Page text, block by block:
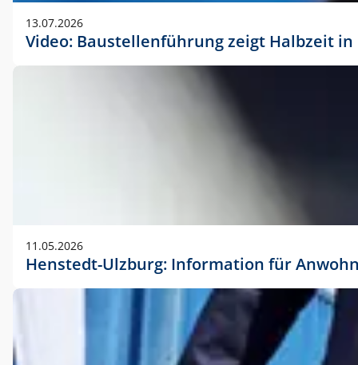
13.07.2026
Video: Baustellenführung zeigt Halbzeit
11.05.2026
Henstedt-Ulzburg: Information für